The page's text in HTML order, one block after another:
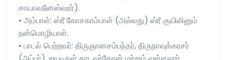
சாயாவனேஸ்வரர்).
• அம்பாள்: ஸ்ரீ கோசகாம்பாள் (அல்லது) ஸ்ரீ குயிலினும்
நன்மொழியாள்.
• பாடல் பெற்றவர்: திருஞானசம்பந்தர், திருநாவுக்கரசர்